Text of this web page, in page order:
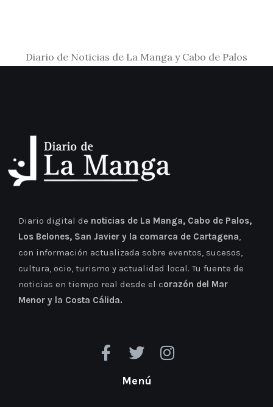
Diario de Noticias de La Manga y Cabo de Palos
Diario digital de noticias de La Manga, Cabo de Palos,
Los Belones, San Javier y la comarca de Cartagena,
con información actualizada sobre eventos, sucesos,
cultura, ocio, turismo y actualidad local. Tu fuente de
noticias en tiempo real desde el corazón del Mar
Menor y la Costa Cálida.
Menú